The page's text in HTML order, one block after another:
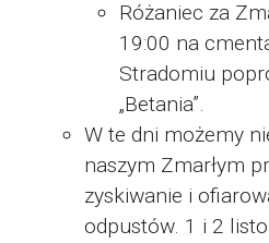
Różaniec za
19:00 na
Stradomiu
„Betania”.
W te dni możemy
naszym Zmarłym
zyskiwanie i
odpustów. 1 i 2